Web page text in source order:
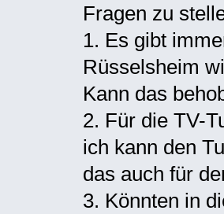
Fragen zu
1. Es gibt
Rüsselsheim
Kann das
2. Für die TV-
ich kann den
das auch für
3. Könnten in